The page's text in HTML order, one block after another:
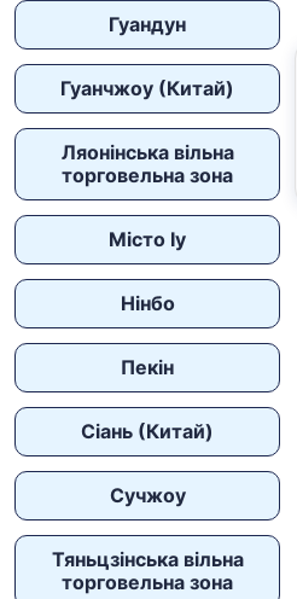
Гуандун
Гуанчжоу (Китай)
Ляонінська вільна
торговельна зона
Місто Іу
Нінбо
Пекін
Сіань (Китай)
Сучжоу
Тяньцзінська вільна
торговельна зона